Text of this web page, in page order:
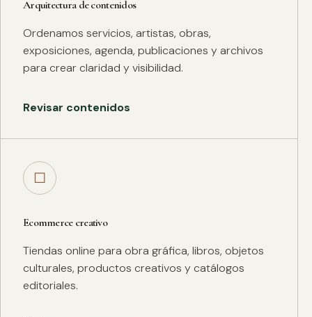
Arquitectura de contenidos
Ordenamos servicios, artistas, obras,
exposiciones, agenda, publicaciones y archivos
para crear claridad y visibilidad.
Revisar contenidos
□
Ecommerce creativo
Tiendas online para obra gráfica, libros, objetos
culturales, productos creativos y catálogos
editoriales.